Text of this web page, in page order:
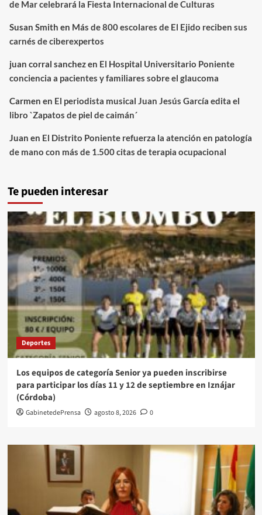
de Mar celebrará la Fiesta Internacional de Culturas
Susan Smith en Más de 800 escolares de El Ejido reciben sus
carnés de ciberexpertos
juan corral sanchezen El Hospital Universitario Poniente
conciencia a pacientes y familiares sobre el glaucoma
Carmen en El periodista musical Juan Jesús García edita el
libro `Zapatos de piel de caimán´
Juan en El Distrito Poniente refuerza la atención en patología
de mano con más de 1.500 citas de terapia ocupacional
Te pueden interesar
Deportes
Los equipos de categoría Senior ya pueden inscribirse
para participar los días 11 y 12 de septiembre en Iznájar
(Córdoba)
GabinetedePrensa agosto 8, 2026 0